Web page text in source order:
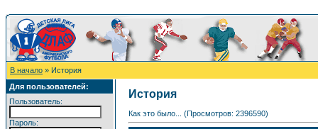
В начало » История
Для пользователей:
Пользователь:
Пароль:
История
Как это было... (Просмотров: 2396590)